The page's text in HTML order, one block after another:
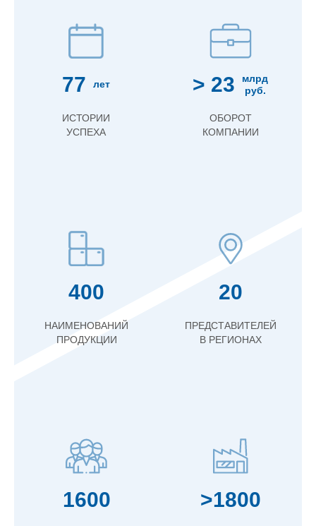
77 лет
ИСТОРИИ
УСПЕХА
> 23
млрд
руб.
ОБОРОТ
КОМПАНИИ
400
НАИМЕНОВАНИЙ
ПРОДУКЦИИ
20
ПРЕДСТАВИТЕЛЕЙ
В РЕГИОНАХ
1600 >1800